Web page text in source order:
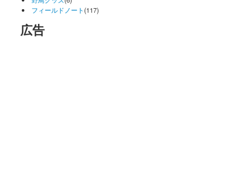
フィールドノート (117)
広告